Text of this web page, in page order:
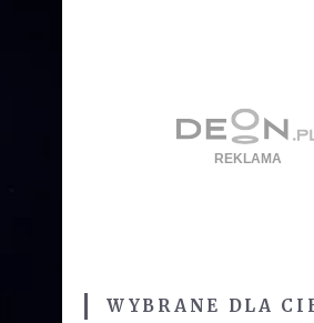
WYBRANE DLA